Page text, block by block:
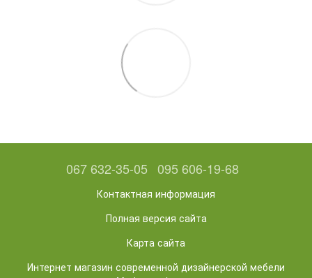
067 632-35-05 095 606-19-68
Контактная информация
Полная версия сайта
Карта сайта
Интернет магазин современной дизайнерской мебели